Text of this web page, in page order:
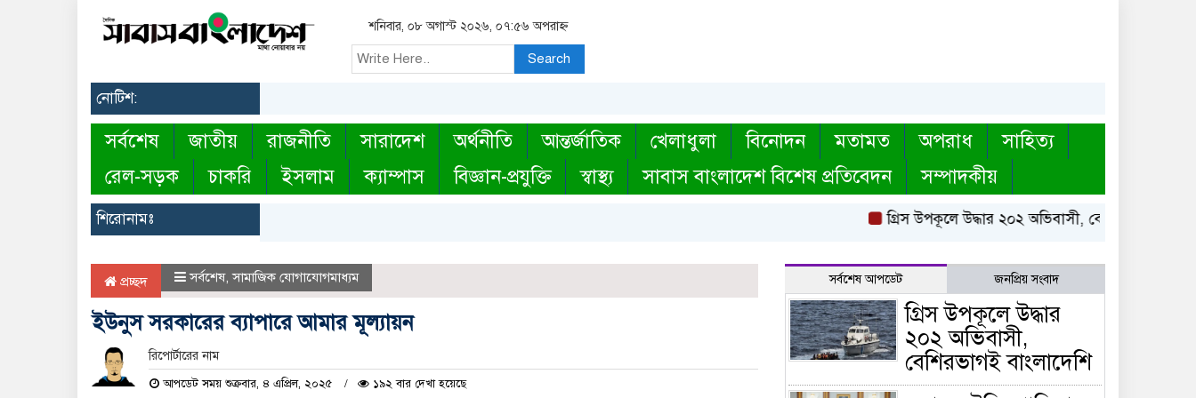
শনিবার, ০৮ অগাস্ট ২০২৬, ০৭:৫৬ অপরাহ্ন
Search
নোটিশ:
সর্বশেষ জাতীয় রাজনীতি সারাদেশ অর্থনীতি আন্তর্জাতিক খেলাধুলা বিনোদন মতামত অপরাধ
সাহিত্য
রেল-সড়ক
চাকরি ইসলাম ক্যাম্পাস বিজ্ঞান-প্রযুক্তি স্বাস্থ্য সাবাস বাংলাদেশ বিশেষ প্রতিবেদন সম্পাদকীয়
শিরোনামঃ গ্রিস উপকূলে উদ্ধার ২০২ অভিবাসী, বেশিরভাগই বাংলাদেশি
প্রচ্ছদ সর্বশেষ,সামাজিক যোগাযোগমাধ্যম
ইউনুস সরকারের ব্যাপারে আমার মূল্যায়ন
রিপোর্টারের নাম
আপডেট সময় শুক্রবার, ৪ এপ্রিল, ২০২৫ ১৯২ বার দেখা হয়েছে
সর্বশেষ আপডেট জনপ্রিয় সংবাদ
গ্রিস উপকূলে উদ্ধার
২০২ অভিবাসী,
বেশিরভাগই বাংলাদেশি